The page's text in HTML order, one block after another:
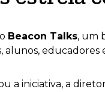
Beacon Talks, um
alunos, educadores
a iniciativa, a